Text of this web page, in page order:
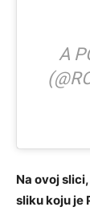
A
Na ovoj
sliku koju je